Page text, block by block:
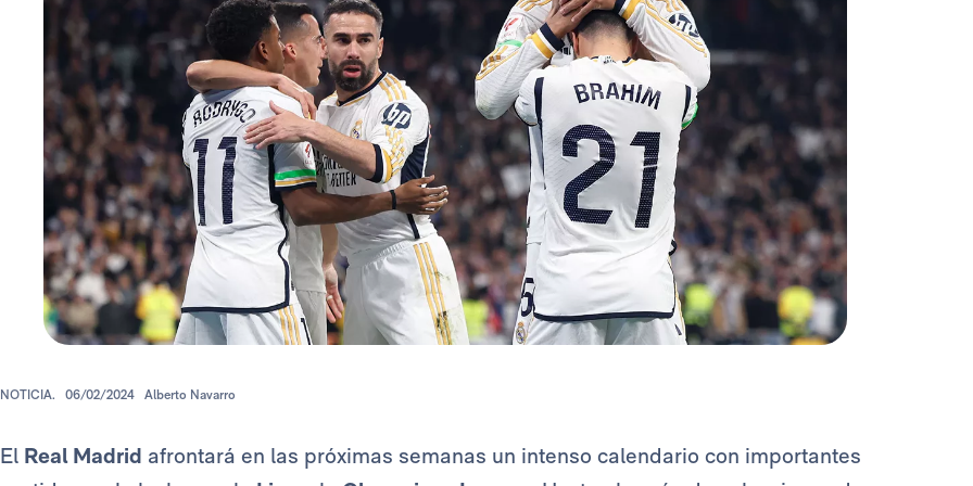
NOTICIA. 06/02/2024 Alberto Navarro
El Real Madrid afrontará en las próximas semanas un intenso calendario con importantes